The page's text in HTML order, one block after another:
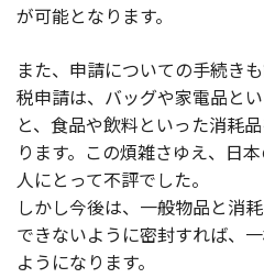
が可能となります。
また、申請についての手続き
税申請は、バッグや家電品と
と、食品や飲料といった消耗
ります。この煩雑さゆえ、日
人にとって不評でした。
しかし今後は、一般物品と消
できないように密封すれば、
ようになります。